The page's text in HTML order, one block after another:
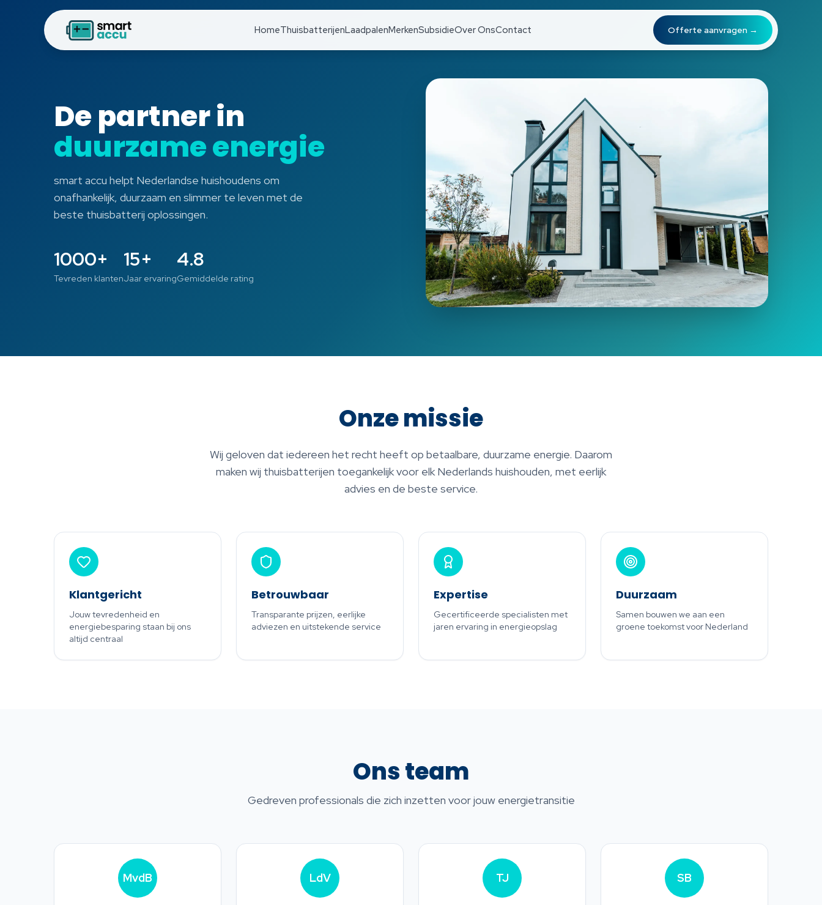
HomeThuisbatterijenLaadpalenMerkenSubsidieOver OnsContact Offerte aanvragen →
De partner in
duurzame energie
smart accu helpt Nederlandse huishoudens om
onafhankelijk, duurzaam en slimmer te leven met de
beste thuisbatterij oplossingen.
1000+
Tevreden klanten
15+
Jaar ervaring
4.8
Gemiddelde rating
Onze missie
Wij geloven dat iedereen het recht heeft op betaalbare, duurzame energie. Daarom
maken wij thuisbatterijen toegankelijk voor elk Nederlands huishouden, met eerlijk
advies en de beste service.
Klantgericht
Jouw tevredenheid en
energiebesparing staan bij ons
altijd centraal
Betrouwbaar
Transparante prijzen, eerlijke
adviezen en uitstekende service
Expertise
Gecertificeerde specialisten met
jaren ervaring in energieopslag
Duurzaam
Samen bouwen we aan een
groene toekomst voor Nederland
Ons team
Gedreven professionals die zich inzetten voor jouw energietransitie
MvdB LdV TJ SB